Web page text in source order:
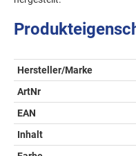
Hersteller/Marke
ArtNr
EAN
Inhalt